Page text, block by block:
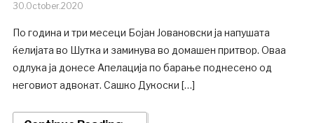
30.October.2020
По година и три месеци Бојан Јовановски ја напушата
ќелијата во Шутка и заминува во домашен притвор. Оваа
одлука ја донесе Апелација по барање поднесено од
неговиот адвокат. Сашко Дукоски […]